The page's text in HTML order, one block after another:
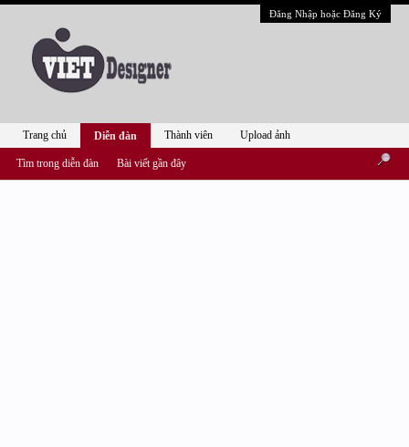
Đăng Nhập hoặc Đăng Ký
Trang chủ Diễn đàn
Tìm trong diễn đàn Bài viết gần đây
Thành viên Upload ảnh